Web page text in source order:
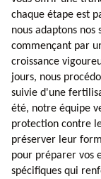
chaque étape est
nous adaptons nos
commençant par
croissance
jours, nous
suivie d'une
été, notre équipe
protection contre
préserver leur
pour préparer vos
spécifiques qui